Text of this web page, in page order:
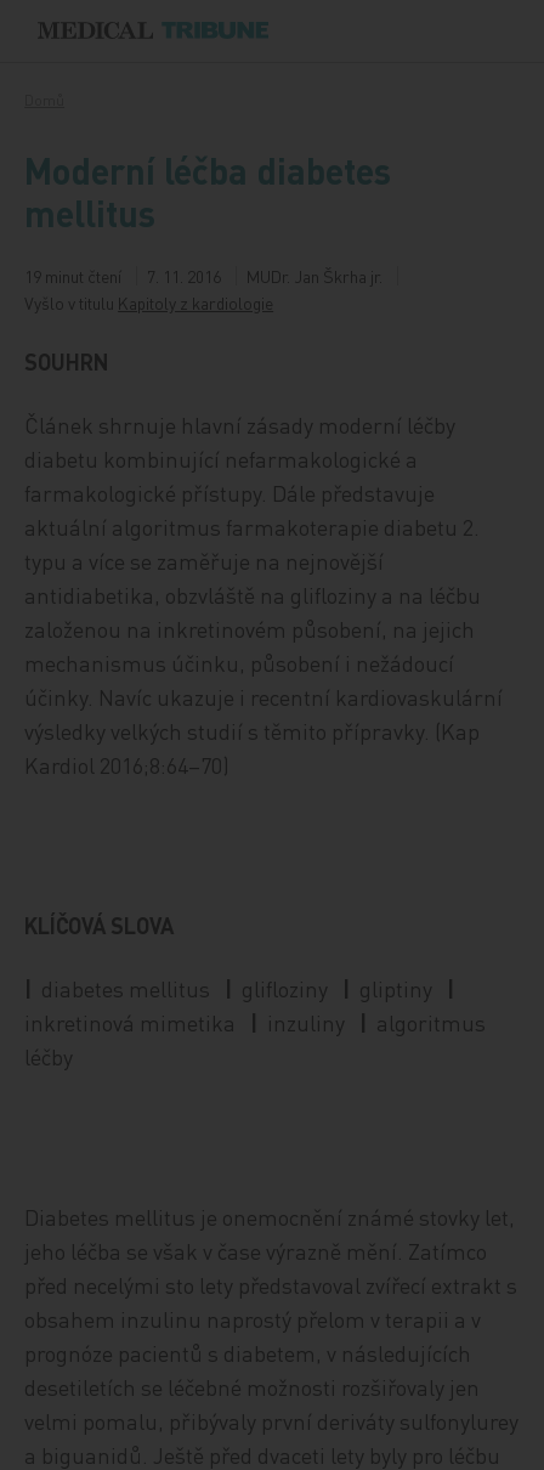
Moderní léčba diabetes
mellitus
19 minut čtení 7. 11. 2016
MUDr. Jan Škrha jr.
Vyšlo v titulu Kapitoly z kardiologie
SOUHRN
Článek shrnuje hlavní zásady moderní léčby
diabetu kombinující nefarmakologické a
farmakologické přístupy. Dále představuje
aktuální algoritmus farmakoterapie diabetu 2.
typu a více se zaměřuje na nejnovější
antidiabetika, obzvláště na glifloziny a na léčbu
založenou na inkretinovém působení, na jejich
mechanismus účinku, působení i nežádoucí
účinky. Navíc ukazuje i recentní kardiovaskulární
výsledky velkých studií s těmito přípravky. (Kap
Kardiol 2016;8:64–70)
KLÍČOVÁ SLOVA
| diabetes mellitus | glifloziny | gliptiny |
inkretinová mimetika | inzuliny | algoritmus
léčby
Diabetes mellitus je onemocnění známé stovky let,
jeho léčba se však v čase výrazně mění. Zatímco
před necelými sto lety představoval zvířecí extrakt s
obsahem inzulinu naprostý přelom v terapii a v
prognóze pacientů s diabetem, v následujících
desetiletích se léčebné možnosti rozšiřovaly jen
velmi pomalu, přibývaly první deriváty sulfonylurey
a biguanidů. Ještě před dvaceti lety byly pro léčbu